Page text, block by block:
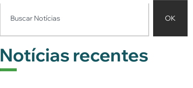
OK
Notícias recentes